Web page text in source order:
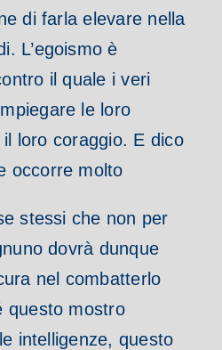
di farla elevare nella
L’egoismo è
il quale i veri
le loro
loro coraggio. E dico
occorre molto
stessi che non per
dovrà dunque
nel combatterlo
questo mostro
intelligenze, questo